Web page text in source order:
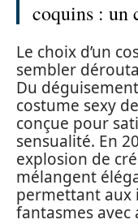
coquins : un
Le choix d’un
sembler
Du
costume sexy
conçue pour
sensualité. En
explosion de
mélangent
permettant aux
fantasmes avec